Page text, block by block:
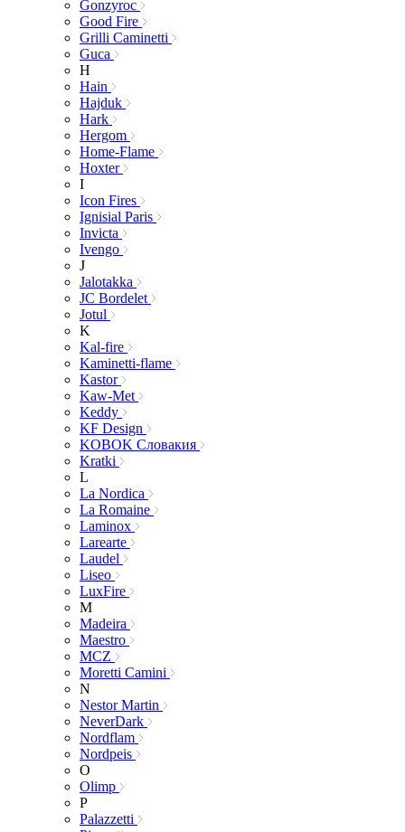
Gonzyroc
Good Fire
Grilli Caminetti
Guca
H
Hain
Hajduk
Hark
Hergom
Home-Flame
Hoxter
I
Icon Fires
Ignisial Paris
Invicta
Ivengo
J
Jalotakka
JC Bordelet
Jotul
K
Kal-fire
Kaminetti-flame
Kastor
Kaw-Met
Keddy
KF Design
KOBOK Словакия
Kratki
L
La Nordica
La Romaine
Laminox
Larearte
Laudel
Liseo
LuxFire
M
Madeira
Maestro
MCZ
Moretti Camini
N
Nestor Martin
NeverDark
Nordflam
Nordpeis
O
Olimp
P
Palazzetti